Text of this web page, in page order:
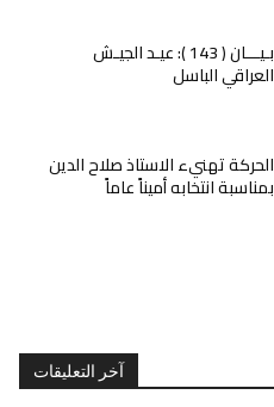
بـيـــان ( 143 ): عيـد الجيـش
العراقي الباسل
الحركة تهنيء الاستاذ صلاح الدين
بمناسبة انتخابه أميناً عاماً
آخر التعليقات